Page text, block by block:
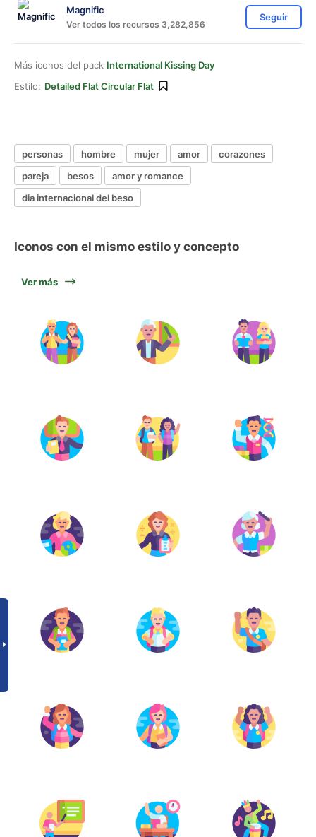
Magnific
Ver todos los recursos 3,282,856
Seguir
Más iconos del pack International Kissing Day
Estilo: Detailed Flat Circular Flat
personas hombre mujer amor
corazones
pareja
besos
amor y romance
dia internacional del beso
Iconos con el mismo estilo y concepto
Ver más